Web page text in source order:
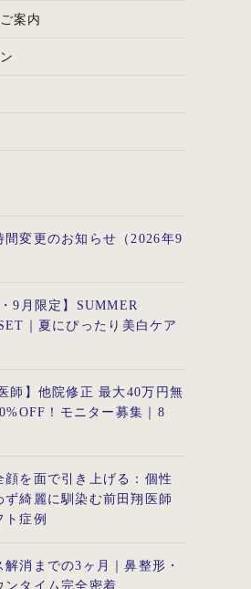
案内
間変更のお知らせ（2026年9
9月限定】SUMMER
｜夏にぴったり美白ケア
師】他院修正 最大40万円無
！モニター募集｜8
顔を面で引き上げる：個性
ず綺麗に馴染む前田翔医師
ト症例
解消までの3ヶ月｜鼻整形・
ンタイム完全密着